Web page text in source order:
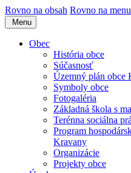
Rovno na obsah Rovno na menu
Menu
Obec
História obce
Súčasnosť
Územný plán obce
Symboly obce
Fotogaléria
Základná škola s
Terénna sociálna
Program
Kravany
Organizácie
Projekty obce